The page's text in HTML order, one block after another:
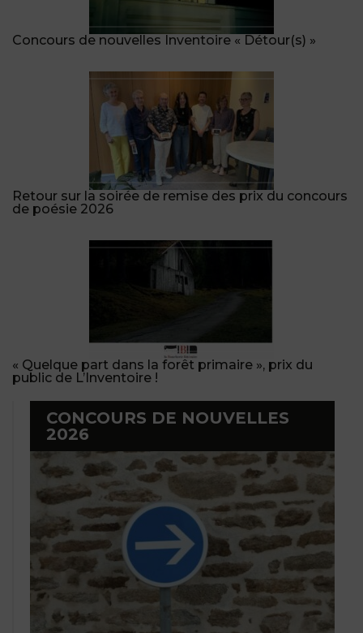
Concours de nouvelles Inventoire « Détour(s) »
Retour sur la soirée de remise des prix du concours
de poésie 2026
« Quelque part dans la forêt primaire », prix du
public de L’Inventoire !
CONCOURS DE NOUVELLES
2026